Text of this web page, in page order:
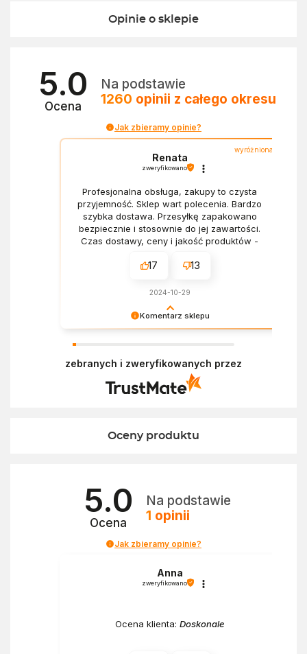
Opinie o sklepie
5.0
Ocena
Na podstawie
1260 opinii z całego okresu
Jak zbieramy opinie?
Komentarz sklepu
doświadczeniem. Z pozdrowieniami, Zespół
wyróżniona
Renata
zweryfikowano
Profesjonalna obsługa, zakupy to czysta
przyjemność. Sklep wart polecenia. Bardzo
szybka dostawa. Przesyłkę zapakowano
bezpiecznie i stosownie do jej zawartości.
Czas dostawy, ceny i jakość produktów -
17 13
2024-10-29
zebranych i zweryfikowanych przez
Oceny produktu
5.0
Ocena
Na podstawie
1 opinii
Jak zbieramy opinie?
Anna
zweryfikowano
Ocena klienta: Doskonale